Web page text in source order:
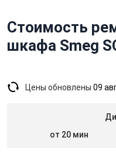
Стоимость
шкафа Smeg
Цены обновлены 09
от 20 мин